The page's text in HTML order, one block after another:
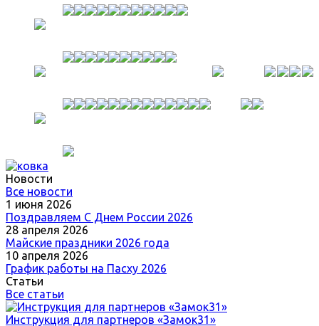
Новости
Все новости
1 июня 2026
Поздравляем С Днем России 2026
28 апреля 2026
Майские праздники 2026 года
10 апреля 2026
График работы на Пасху 2026
Статьи
Все статьи
Инструкция для партнеров «Замок31»